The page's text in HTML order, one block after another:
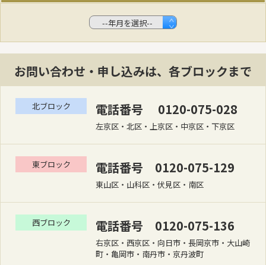
お問い合わせ・申し込みは、各ブロックまで
北ブロック 電話番号 0120-075-028
左京区・北区・上京区・中京区・下京区
東ブロック 電話番号 0120-075-129
東山区・山科区・伏見区・南区
西ブロック 電話番号 0120-075-136
右京区・西京区・向日市・長岡京市・大山崎
町・亀岡市・南丹市・京丹波町